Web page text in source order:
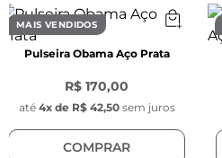
- Espessura: 3 mm
- Cor: Preto
- Material: Couro sintético
- Modelo: Tira de couro liso
Características do Fecho:
-Comprimento: 23,5 mm
MAIS VENDIDOS
Pulseira Obama Aço Prata
R$ 170,00
até 4x de R$ 42,50 sem juros
COMPRAR